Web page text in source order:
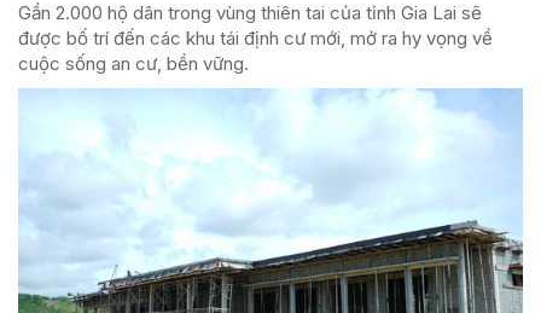
Gần 2.000 hộ dân trong vùng thiên tai của tỉnh Gia Lai sẽ
được bố trí đến các khu tái định cư mới, mở ra hy vọng về
cuộc sống an cư, bền vững.